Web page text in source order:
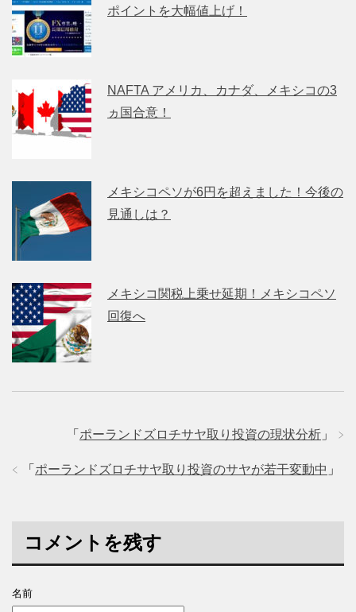
ポイントを大幅値上げ！
NAFTA アメリカ、カナダ、メキシコの3
ヵ国合意！
メキシコペソが6円を超えました！今後の
見通しは？
メキシコ関税上乗せ延期！メキシコペソ
回復へ
「 ポーランドズロチサヤ取り投資の現状分析 」
「 ポーランドズロチサヤ取り投資のサヤが若干変動中 」
コメントを残す
名前